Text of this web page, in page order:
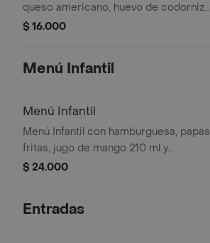
queso americano, huevo de codorniz,
cebolla grille y maíz tierno.
$ 16.000
Menú Infantil
Menú Infantil
Menú Infantil con hamburguesa, papas
fritas, jugo de mango 210 ml y
sorpresa de la casa.
$ 24.000
Entradas